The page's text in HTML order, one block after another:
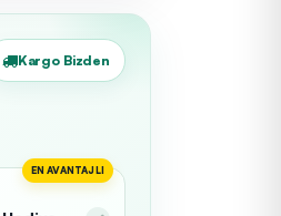
Kargo Bizden
EN AVANTAJLI